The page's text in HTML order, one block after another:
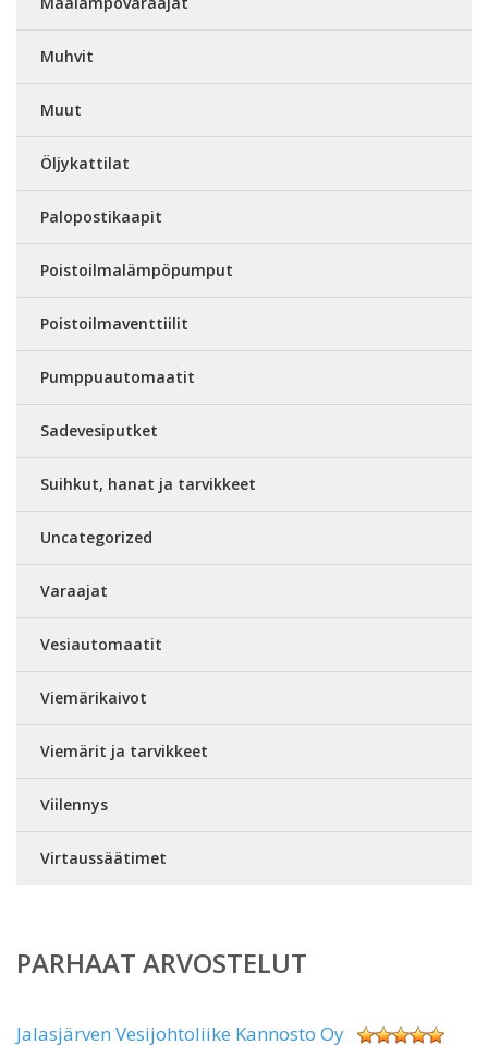
Muhvit
Muut
Öljykattilat
Palopostikaapit
Poistoilmalämpöpumput
Poistoilmaventtiilit
Pumppuautomaatit
Sadevesiputket
Suihkut, hanat ja tarvikkeet
Uncategorized
Varaajat
Vesiautomaatit
Viemärikaivot
Viemärit ja tarvikkeet
Viilennys
Virtaussäätimet
PARHAAT ARVOSTELUT
Jalasjärven Vesijohtoliike Kannosto Oy